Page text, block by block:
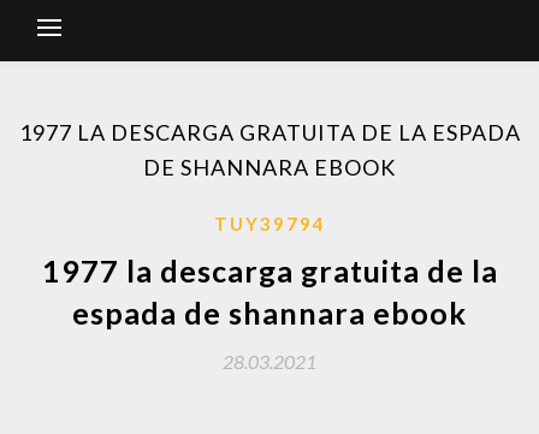
1977 LA DESCARGA GRATUITA DE LA ESPADA
DE SHANNARA EBOOK
TUY39794
1977 la descarga gratuita de la
espada de shannara ebook
28.03.2021